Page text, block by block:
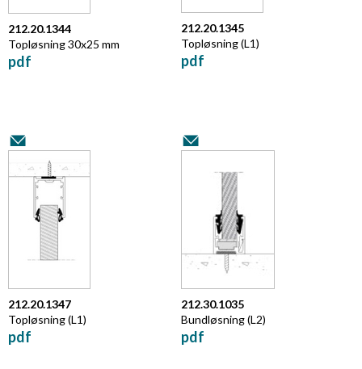
212.20.1344
Topløsning 30x25 mm
pdf
212.20.1345
Topløsning (L1)
pdf
212.20.1347
Topløsning (L1)
pdf
212.30.1035
Bundløsning (L2)
pdf